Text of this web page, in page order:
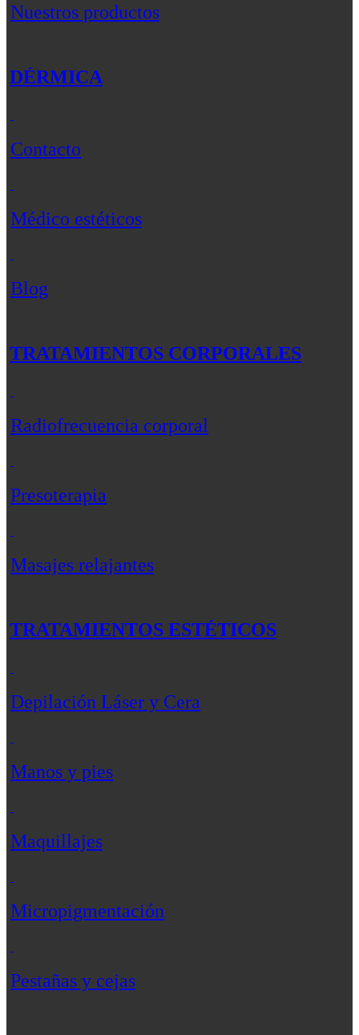
Nuestros productos
DÉRMICA
Contacto
Médico estéticos
Blog
TRATAMIENTOS CORPORALES
Radiofrecuencia corporal
Presoterapia
Masajes relajantes
TRATAMIENTOS ESTÉTICOS
Depilación Láser y Cera
Manos y pies
Maquillajes
Micropigmentación
Pestañas y cejas